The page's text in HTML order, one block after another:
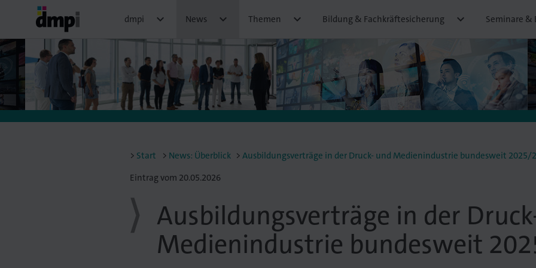
dmpi  News  Themen  Bildung & Fachkräftesicherung  Seminare &
Start News: Überblick
Ausbildungsverträge in der Druck- und Medienindustrie bundesweit 2025/
Eintrag vom 20.05.2026
Ausbildungsverträge in der
Medienindustrie bundesweit